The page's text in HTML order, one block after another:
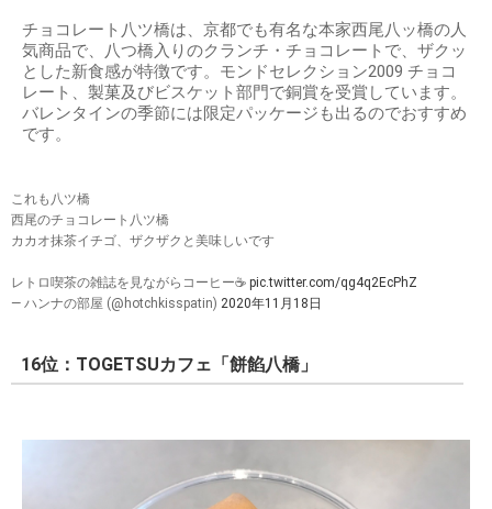
チョコレート八ツ橋は、京都でも有名な本家西尾八ッ橋の人
気商品で、八つ橋入りのクランチ・チョコレートで、ザクッ
とした新食感が特徴です。モンドセレクション2009 チョコ
レート、製菓及びビスケット部門で銅賞を受賞しています。
バレンタインの季節には限定パッケージも出るのでおすすめ
です。
これも八ツ橋
西尾のチョコレート八ツ橋
カカオ抹茶イチゴ、ザクザクと美味しいです
レトロ喫茶の雑誌を見ながらコーヒー☕️ pic.twitter.com/qg4q2EcPhZ
— ハンナの部屋 (@hotchkisspatin) 2020年11月18日
16位：TOGETSUカフェ「餅餡八橋」